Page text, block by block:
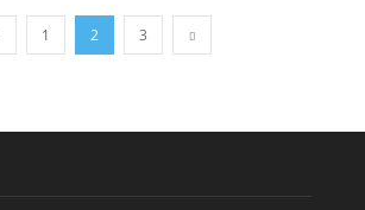
1 2 3